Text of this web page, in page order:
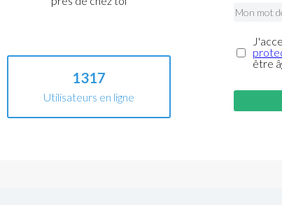
1317
Utilisateurs en ligne
être